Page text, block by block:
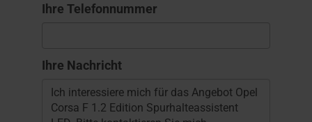
Ihre Telefonnummer
Ihre Nachricht